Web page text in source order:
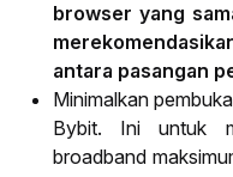
browser yang
antara pasangan
Minimalkan
Bybit. Ini untuk
broadband